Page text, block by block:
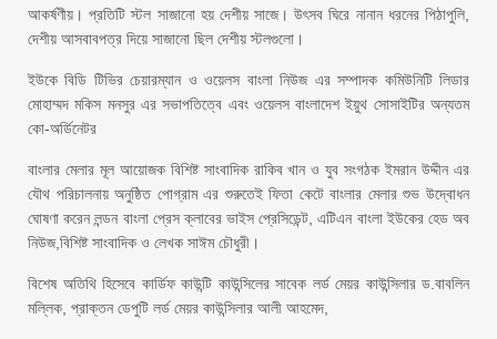
আকর্ষণীয়। প্রতিটি স্টল সাজানো হয় দেশীয় সাজে। উৎসব ঘিরে নানান ধরনের পিঠাপুলি,
দেশীয় আসবাবপত্র দিয়ে সাজানো ছিল দেশীয় স্টলগুলো।
ইউকে বিডি টিভির চেয়ারম্যান ও ওয়েলস বাংলা নিউজ এর সম্পাদক কমিউনিটি লিডার
মোহাম্মদ মকিস মনসুর এর সভাপতিত্বে এবং ওয়েলস বাংলাদেশ ইয়ুথ সোসাইটির অন্যতম
কো-অর্ডিনেটর
বাংলার মেলার মূল আয়োজক বিশিষ্ট সাংবাদিক রাকিব খান ও যুব সংগঠক ইমরান উদ্দীন এর
যৌথ পরিচালনায় অনুষ্ঠিত পোগ্রাম এর শুরুতেই ফিতা কেটে বাংলার মেলার শুভ উদ্বোধন
ঘোষণা করেন লন্ডন বাংলা প্রেস ক্লাবের ভাইস প্রেসিডেন্ট, এটিএন বাংলা ইউকের হেড অব
নিউজ,বিশিষ্ট সাংবাদিক ও লেখক সাঈম চৌধুরী।
বিশেষ অতিথি হিসেবে কার্ডিফ কাউন্টি কাউন্সিলের সাবেক লর্ড মেয়র কাউন্সিলার ড.বাবলিন
মল্লিক, প্রাক্তন ডেপুটি লর্ড মেয়র কাউন্সিলার আলী আহমেদ,